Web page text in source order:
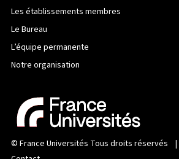
Les établissements membres
Le Bureau
L’équipe permanente
Notre organisation
© France Universités Tous droits réservés |